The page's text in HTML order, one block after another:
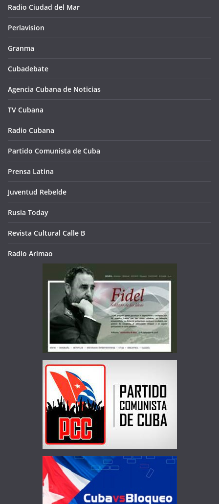
Radio Ciudad del Mar
Perlavision
Granma
Cubadebate
Agencia Cubana de Noticias
TV Cubana
Radio Cubana
Partido Comunista de Cuba
Prensa Latina
Juventud Rebelde
Rusia Today
Revista Cultural Calle B
Radio Arimao